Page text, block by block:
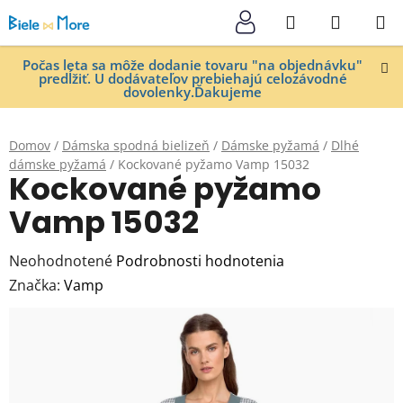
na
obsah
Počas leta sa môže dodanie tovaru "na objednávku"
predĺžiť. U dodávateľov prebiehajú celozávodné
dovolenky.Ďakujeme
Hľadať
KOŠÍK
Domov / Dámska spodná bielizeň / Dámske pyžamá / Dlhé
dámske pyžamá / Kockované pyžamo Vamp 15032
Kockované pyžamo
Vamp 15032
Priemerné
hodnotenie
Neohodnotené Podrobnosti hodnotenia
Značka: Vamp